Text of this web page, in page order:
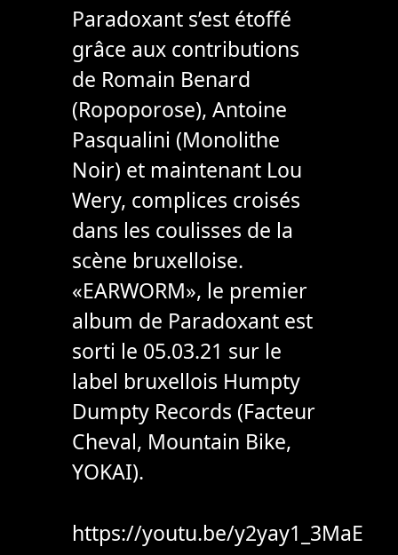
Paradoxant s’est étoffé
grâce aux contributions
de Romain Benard
(Ropoporose), Antoine
Pasqualini (Monolithe
Noir) et maintenant Lou
Wery, complices croisés
dans les coulisses de la
scène bruxelloise.
«EARWORM», le premier
album de Paradoxant est
sorti le 05.03.21 sur le
label bruxellois Humpty
Dumpty Records (Facteur
Cheval, Mountain Bike,
YOKAI).
https://youtu.be/y2yay1_3MaE